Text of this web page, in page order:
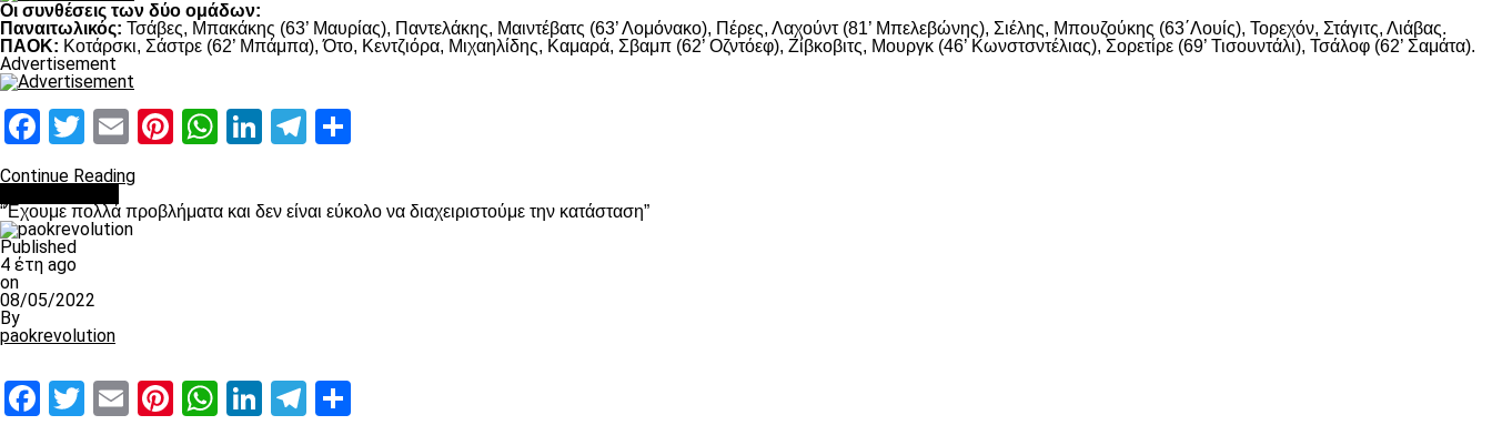
Οι συνθέσεις των δύο ομάδων:
Παναιτωλικός: Τσάβες, Μπακάκης (63’ Μαυρίας), Παντελάκης, Μαιντέβατς (63’ Λομόνακο), Πέρες, Λαχούντ (81’ Μπελεβώνης), Σιέλης, Μπουζούκης (63΄Λουίς), Τορεχόν, Στάγιτς, Λιάβας.
ΠΑΟΚ: Κοτάρσκι, Σάστρε (62’ Μπάμπα), Ότο, Κεντζιόρα, Μιχαηλίδης, Καμαρά, Σβαμπ (62’ Οζντόεφ), Ζίβκοβιτς, Μουργκ (46’ Κωνστσντέλιας), Σορετίρε (69’ Τισουντάλι), Τσάλοφ (62’ Σαμάτα).
Advertisement
Facebook
Twitter
EmailPinterest
WhatsApp
LinkedIn
Telegram
Continue Reading
“Έχουμε πολλά προβλήματα και δεν είναι εύκολο να διαχειριστούμε την κατάσταση”
Published
4 έτη ago
on
08/05/2022
By
paokrevolution
Facebook
Twitter
EmailPinterest
WhatsApp
LinkedIn
Telegram